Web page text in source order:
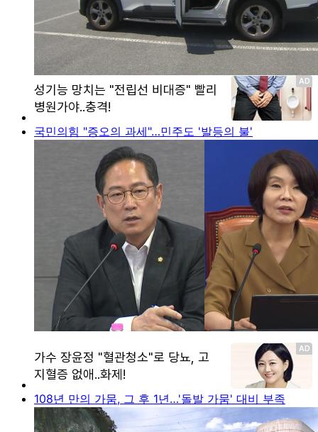
국민의힘 "증오의 과세"…민주도 '발등의 불'
108년 만의 가뭄, 그 후 1년…'돌발 가뭄' 대비 부족